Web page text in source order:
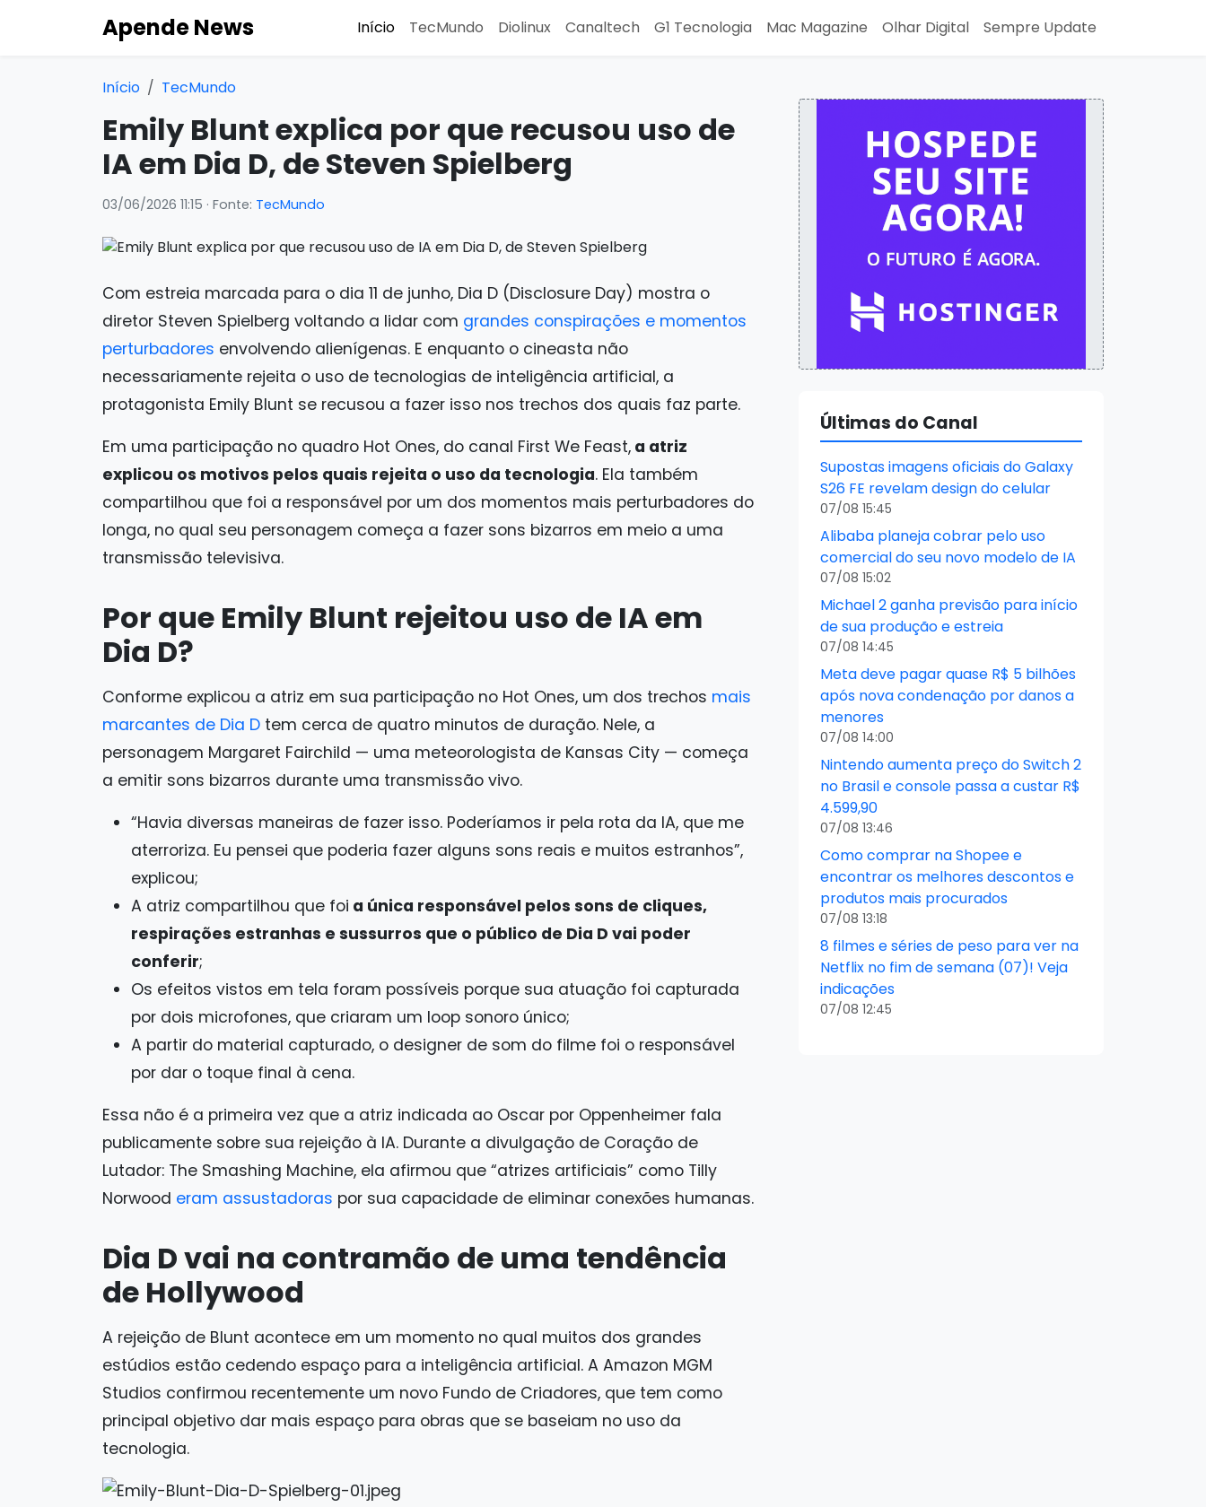
Apende News Início TecMundo Diolinux Canaltech G1 Tecnologia Mac Magazine Olhar Digital Sempre Update
Início TecMundo
Emily Blunt explica por que recusou uso de
IA em Dia D, de Steven Spielberg
03/06/2026 11:15 · Fonte: TecMundo
Com estreia marcada para o dia 11 de junho, Dia D (Disclosure Day) mostra o
diretor Steven Spielberg voltando a lidar com grandes conspirações e momentos
perturbadores envolvendo alienígenas. E enquanto o cineasta não
necessariamente rejeita o uso de tecnologias de inteligência artificial, a
protagonista Emily Blunt se recusou a fazer isso nos trechos dos quais faz parte.
Em uma participação no quadro Hot Ones, do canal First We Feast, a atriz
explicou os motivos pelos quais rejeita o uso da tecnologia. Ela também
compartilhou que foi a responsável por um dos momentos mais perturbadores do
longa, no qual seu personagem começa a fazer sons bizarros em meio a uma
transmissão televisiva.
Por que Emily Blunt rejeitou uso de IA em
Dia D?
Conforme explicou a atriz em sua participação no Hot Ones, um dos trechos mais
marcantes de Dia D tem cerca de quatro minutos de duração. Nele, a
personagem Margaret Fairchild — uma meteorologista de Kansas City — começa
a emitir sons bizarros durante uma transmissão vivo.
“Havia diversas maneiras de fazer isso. Poderíamos ir pela rota da IA, que me
aterroriza. Eu pensei que poderia fazer alguns sons reais e muitos estranhos”,
explicou;
A atriz compartilhou que foi a única responsável pelos sons de cliques,
respirações estranhas e sussurros que o público de Dia D vai poder
conferir;
Os efeitos vistos em tela foram possíveis porque sua atuação foi capturada
por dois microfones, que criaram um loop sonoro único;
A partir do material capturado, o designer de som do filme foi o responsável
por dar o toque final à cena.
Essa não é a primeira vez que a atriz indicada ao Oscar por Oppenheimer fala
publicamente sobre sua rejeição à IA. Durante a divulgação de Coração de
Lutador: The Smashing Machine, ela afirmou que “atrizes artificiais” como Tilly
Norwood eram assustadoras por sua capacidade de eliminar conexões humanas.
Dia D vai na contramão de uma tendência
de Hollywood
A rejeição de Blunt acontece em um momento no qual muitos dos grandes
estúdios estão cedendo espaço para a inteligência artificial. A Amazon MGM
Studios confirmou recentemente um novo Fundo de Criadores, que tem como
principal objetivo dar mais espaço para obras que se baseiam no uso da
tecnologia.
Últimas do Canal
Supostas imagens oficiais do Galaxy
S26 FE revelam design do celular
07/08 15:45
Alibaba planeja cobrar pelo uso
comercial do seu novo modelo de IA
07/08 15:02
Michael 2 ganha previsão para início
de sua produção e estreia
07/08 14:45
Meta deve pagar quase R$ 5 bilhões
após nova condenação por danos a
menores
07/08 14:00
Nintendo aumenta preço do Switch 2
no Brasil e console passa a custar R$
4.599,90
07/08 13:46
Como comprar na Shopee e
encontrar os melhores descontos e
produtos mais procurados
07/08 13:18
8 filmes e séries de peso para ver na
Netflix no fim de semana (07)! Veja
indicações
07/08 12:45